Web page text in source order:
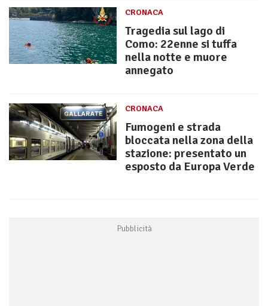
CRONACA
Tragedia sul lago di
Como: 22enne si tuffa
nella notte e muore
annegato
CRONACA
Fumogeni e strada
bloccata nella zona della
stazione: presentato un
esposto da Europa Verde